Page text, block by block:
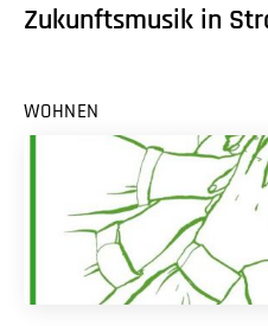
Zukunftsmusik in
WOHNEN